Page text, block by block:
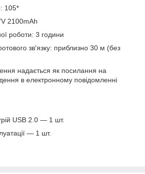
105*
2100mAh
роботи: 3 години
зв'язку: приблизно 30 м (без
надається як посилання на
в електронному повідомленні
USB 2.0 — 1 шт.
— 1 шт.